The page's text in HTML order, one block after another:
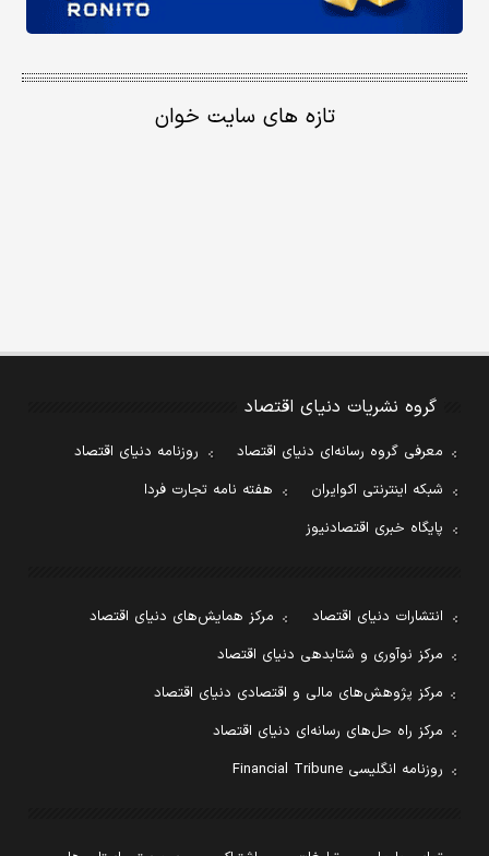
تازه های سایت خوان
گروه نشریات دنیای اقتصاد
معرفی گروه رسانه‌ای دنیای اقتصاد
روزنامه دنیای اقتصاد
شبکه اینترنتی اکوایران
هفته نامه تجارت فردا
پایگاه خبری اقتصادنیوز
انتشارات دنیای اقتصاد
مرکز همایش‌های دنیای اقتصاد
مرکز نوآوری و شتابدهی دنیای اقتصاد
مرکز پژوهش‌های مالی و اقتصادی دنیای اقتصاد
مرکز راه حل‌های رسانه‌ای دنیای اقتصاد
روزنامه انگلیسی Financial Tribune